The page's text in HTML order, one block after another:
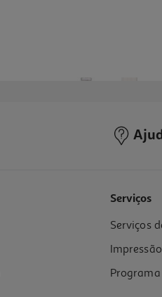
Serviços
Serviços